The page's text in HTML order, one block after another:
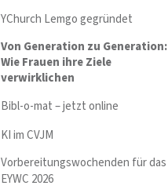
YChurch Lemgo gegründet
Von Generation zu Generation:
Wie Frauen ihre Ziele
verwirklichen
Bibl-o-mat – jetzt online
KI im CVJM
Vorbereitungswochenden für das
EYWC 2026